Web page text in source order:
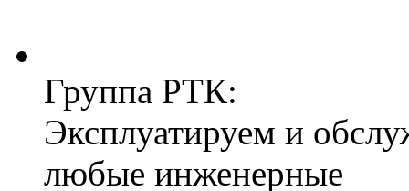
Группа РТК:
Эксплуатируем и
любые инженерные